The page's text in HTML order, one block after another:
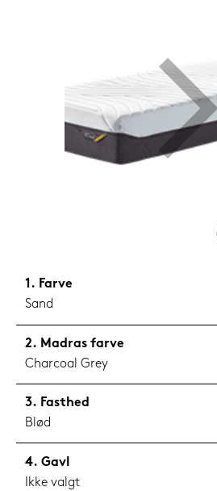
Farve
Sand
Madras farve
Charcoal Grey
Fasthed
Blød
Gavl
Ikke valgt